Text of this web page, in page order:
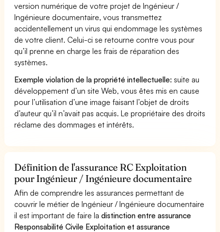
version numérique de votre projet de Ingénieur /
Ingénieure documentaire, vous transmettez
accidentellement un virus qui endommage les systèmes
de votre client. Celui-ci se retourne contre vous pour
qu’il prenne en charge les frais de réparation des
systèmes.
Exemple violation de la propriété intellectuelle: suite au
développement d’un site Web, vous êtes mis en cause
pour l’utilisation d’une image faisant l’objet de droits
d’auteur qu’il n’avait pas acquis. Le propriétaire des droits
réclame des dommages et intérêts.
Définition de l'assurance RC Exploitation
pour Ingénieur / Ingénieure documentaire
Afin de comprendre les assurances permettant de
couvrir le métier de Ingénieur / Ingénieure documentaire
il est important de faire ladistinction entre assurance
Responsabilité Civile Exploitation et assurance